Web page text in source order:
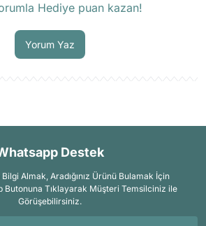
Hediye puan kazan!
Yorum Yaz
Destek
Almak, Aradığınız Ürünü Bulamak İçin
Butonuna Tıklayarak Müşteri Temsilciniz ile
Görüşebilirsiniz.